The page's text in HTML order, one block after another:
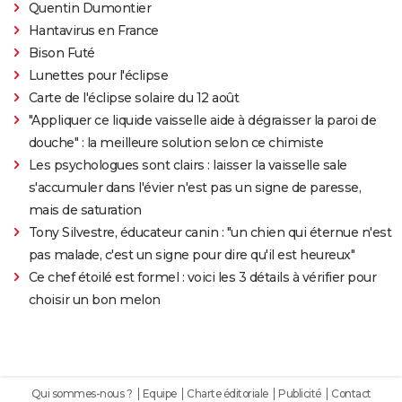
Quentin Dumontier
Hantavirus en France
Bison Futé
Lunettes pour l'éclipse
Carte de l'éclipse solaire du 12 août
"Appliquer ce liquide vaisselle aide à dégraisser la paroi de
douche" : la meilleure solution selon ce chimiste
Les psychologues sont clairs : laisser la vaisselle sale
s'accumuler dans l'évier n'est pas un signe de paresse,
mais de saturation
Tony Silvestre, éducateur canin : "un chien qui éternue n'est
pas malade, c'est un signe pour dire qu'il est heureux"
Ce chef étoilé est formel : voici les 3 détails à vérifier pour
choisir un bon melon
Qui sommes-nous ? Equipe Charte éditoriale Publicité Contact